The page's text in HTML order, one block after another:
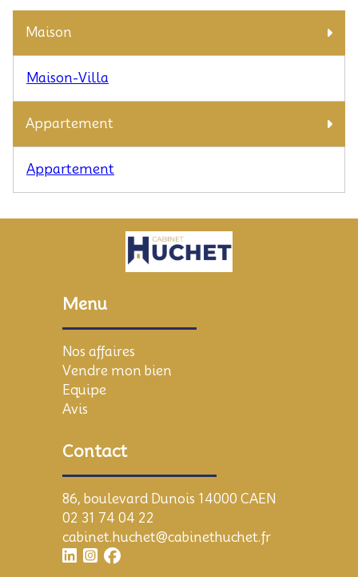
Appartement
Appartement
Maison
Maison-Villa
Menu
Nos affaires
Vendre mon bien
Equipe
Avis
Contact
86, boulevard Dunois 14000 CAEN
02 31 74 04 22
cabinet.huchet@cabinethuchet.fr